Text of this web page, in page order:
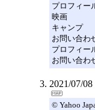
プロフィー
映画
キャンプ
お問い合わ
プロフィー
お問い合わ
2021/07/
© Yahoo